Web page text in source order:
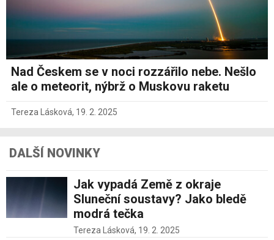
Nad Českem se v noci rozzářilo nebe. Nešlo
ale o meteorit, nýbrž o Muskovu raketu
Tereza Lásková, 19. 2. 2025
DALŠÍ NOVINKY
Jak vypadá Země z okraje
Sluneční soustavy? Jako bledě
modrá tečka
Tereza Lásková, 19. 2. 2025